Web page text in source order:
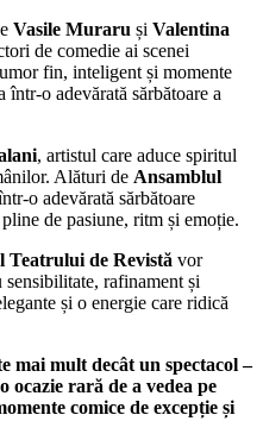
Vasile Muraru și Valentina
de comedie ai scenei
fin, inteligent și momente
într-o adevărată sărbătoare a
, artistul care aduce spiritul
Alături de Ansamblul
o adevărată sărbătoare
de pasiune, ritm și emoție.
Teatrului de Revistă vor
rafinament și
și o energie care ridică
mai mult decât un spectacol –
ocazie rară de a vedea pe
comice de excepție și